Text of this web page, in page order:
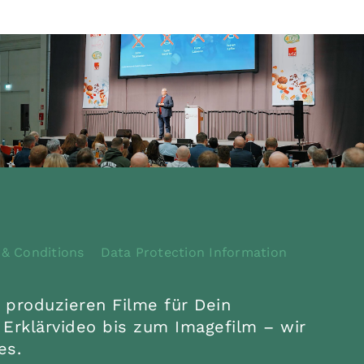
MCS MARKETING UND CONVENIENCE-
SHOP SERVICE GMBH, OFFENBURG
Eventclip: Der MCS
Convenience Campus macht
fit
Eventfilm,Realfilm
Conditions Data Protection Information
Filme für Dein
Erklärvideo bis zum Imagefilm – wir